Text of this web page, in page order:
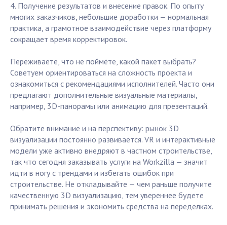
4. Получение результатов и внесение правок. По опыту
многих заказчиков, небольшие доработки — нормальная
практика, а грамотное взаимодействие через платформу
сокращает время корректировок.
Переживаете, что не поймёте, какой пакет выбрать?
Советуем ориентироваться на сложность проекта и
ознакомиться с рекомендациями исполнителей. Часто они
предлагают дополнительные визуальные материалы,
например, 3D-панорамы или анимацию для презентаций.
Обратите внимание и на перспективу: рынок 3D
визуализации постоянно развивается. VR и интерактивные
модели уже активно внедряют в частном строительстве,
так что сегодня заказывать услуги на Workzilla — значит
идти в ногу с трендами и избегать ошибок при
строительстве. Не откладывайте — чем раньше получите
качественную 3D визуализацию, тем увереннее будете
принимать решения и экономить средства на переделках.